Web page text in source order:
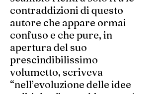
contraddizioni di questo
autore che appare ormai
confuso e che pure, in
apertura del suo
prescindibilissimo
volumetto, scriveva
“nell’evoluzione delle idee